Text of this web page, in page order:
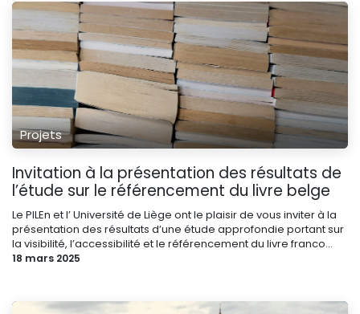
Projets
Invitation à la présentation des résultats de
l’étude sur le référencement du livre belge
Le PILEn et l’ Université de Liège ont le plaisir de vous inviter à la
présentation des résultats d’une étude approfondie portant sur
la visibilité, l’accessibilité et le référencement du livre franco...
18 mars 2025